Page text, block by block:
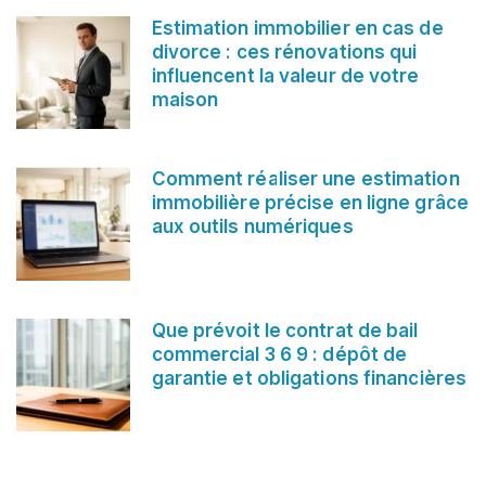
Estimation immobilier en cas de
divorce : ces rénovations qui
influencent la valeur de votre
maison
Comment réaliser une estimation
immobilière précise en ligne grâce
aux outils numériques
Que prévoit le contrat de bail
commercial 3 6 9 : dépôt de
garantie et obligations financières